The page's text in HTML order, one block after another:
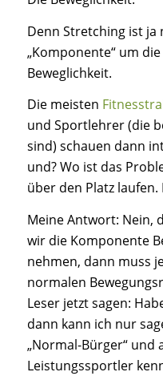
Denn Stretching ist ja
„Komponente“ um
Beweglichkeit.
Die meisten
und Sportlehrer (die
sind) schauen dann
und? Wo ist das
über den Platz
Meine Antwort: Nein,
wir die Komponente
nehmen, dann muss
normalen
Leser jetzt sagen:
dann kann ich nur
„Normal-Bürger“ und
Leistungssportler